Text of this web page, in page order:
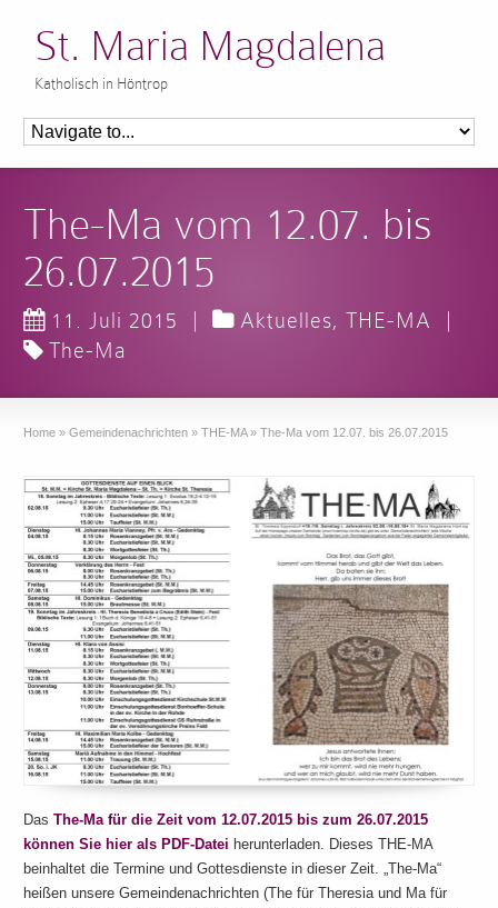
St. Maria Magdalena
Katholisch in Höntrop
The-Ma vom 12.07. bis
26.07.2015
11. Juli 2015 | Aktuelles,THE-MA
|
The-Ma
Home » Gemeindenachrichten » THE-MA » The-Ma vom 12.07. bis 26.07.2015
Das The-Ma für die Zeit vom 12.07.2015 bis zum 26.07.2015
können Sie hier als PDF-Datei herunterladen. Dieses THE-MA
beinhaltet die Termine und Gottesdienste in dieser Zeit. „The-Ma“
heißen unsere Gemeindenachrichten (The für Theresia und Ma für